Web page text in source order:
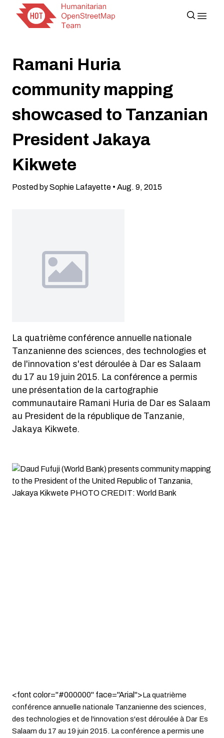
Ramani Huria
community mapping
showcased to Tanzanian
President Jakaya
Kikwete
Posted by Sophie Lafayette • Aug. 9, 2015
La quatrième conférence annuelle nationale
Tanzanienne des sciences, des technologies et
de l'innovation s'est déroulée à Dar es Salaam
du 17 au 19 juin 2015. La conférence a permis
une présentation de la cartographie
communautaire Ramani Huria de Dar es Salaam
au President de la république de Tanzanie,
Jakaya Kikwete.
<font color="#000000" face="Arial">La quatrième
conférence annuelle nationale Tanzanienne des sciences,
des technologies et de l'innovation s'est déroulée à Dar Es
Salaam du 17 au 19 juin 2015. La conférence a permis une